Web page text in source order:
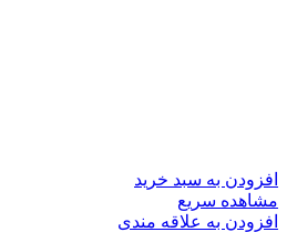
افزودن به سبد خرید
مشاهده سریع
افزودن به علاقه مندی